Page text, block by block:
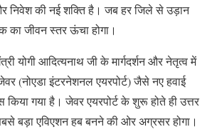
निवेश की नई शक्ति है। जब हर जिले से उड़ान
का जीवन स्तर ऊंचा होगा।
योगी आदित्यनाथ जी के मार्गदर्शन और नेतृत्व में
(नोएडा इंटरनेशनल एयरपोर्ट) जैसे नए हवाई
गया है। जेवर एयरपोर्ट के शुरू होते ही उत्तर
बड़ा एविएशन हब बनने की ओर अग्रसर होगा।